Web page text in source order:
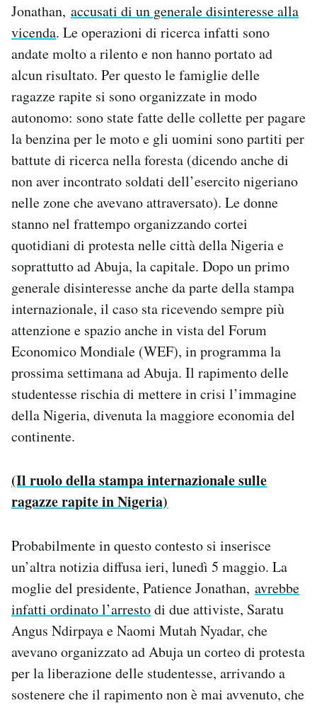
Jonathan, accusati di un generale disinteresse alla
vicenda. Le operazioni di ricerca infatti sono
andate molto a rilento e non hanno portato ad
alcun risultato. Per questo le famiglie delle
ragazze rapite si sono organizzate in modo
autonomo: sono state fatte delle collette per pagare
la benzina per le moto e gli uomini sono partiti per
battute di ricerca nella foresta (dicendo anche di
non aver incontrato soldati dell’esercito nigeriano
nelle zone che avevano attraversato). Le donne
stanno nel frattempo organizzando cortei
quotidiani di protesta nelle città della Nigeria e
soprattutto ad Abuja, la capitale. Dopo un primo
generale disinteresse anche da parte della stampa
internazionale, il caso sta ricevendo sempre più
attenzione e spazio anche in vista del Forum
Economico Mondiale (WEF), in programma la
prossima settimana ad Abuja. Il rapimento delle
studentesse rischia di mettere in crisi l’immagine
della Nigeria, divenuta la maggiore economia del
continente.
(Il ruolo della stampa internazionale sulle
ragazze rapite in Nigeria)
Probabilmente in questo contesto si inserisce
un’altra notizia diffusa ieri, lunedì 5 maggio. La
moglie del presidente, Patience Jonathan, avrebbe
infatti ordinato l’arrestodi due attiviste, Saratu
Angus Ndirpaya e Naomi Mutah Nyadar, che
avevano organizzato ad Abuja un corteo di protesta
per la liberazione delle studentesse, arrivando a
sostenere che il rapimento non è mai avvenuto, che